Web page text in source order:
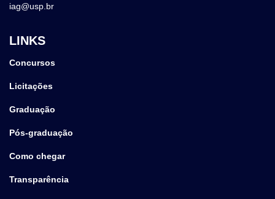
iag@usp.br
LINKS
Concursos
Licitações
Graduação
Pós-graduação
Como chegar
Transparência